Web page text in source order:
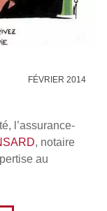
FÉVRIER 2014
l’assurance-
, notaire
au